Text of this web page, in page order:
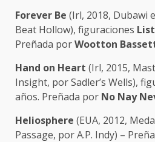
Forever Be (Irl, 2018, Dubawi
Beat Hollow), figuraciones
Preñada porWootton
Hand on Heart (Irl, 2015,
Insight, por Sadler’s Wells),
años. Preñada por No Nay
Heliosphere (EUA, 2012,
Passage, por A.P. Indy) –